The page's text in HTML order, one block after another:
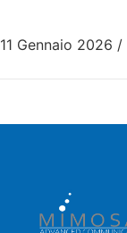
11 Gennaio 2026 /